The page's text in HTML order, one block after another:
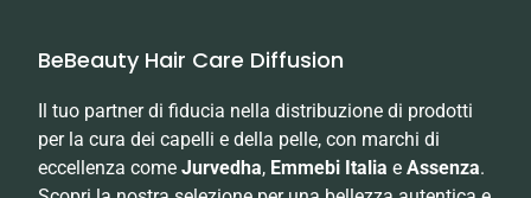
BeBeauty Hair Care Diffusion
Il tuo partner di fiducia nella distribuzione di prodotti
per la cura dei capelli e della pelle, con marchi di
eccellenza come Jurvedha, Emmebi Italia e Assenza.